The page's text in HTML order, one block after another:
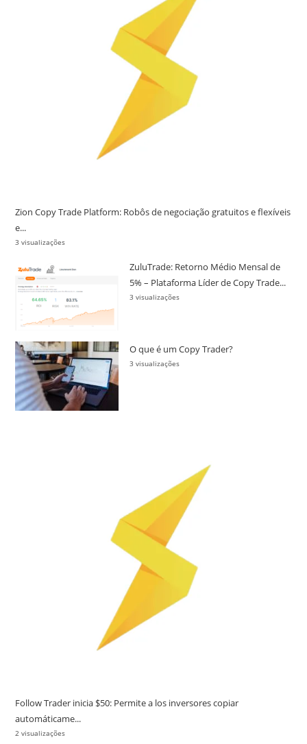
Zion Copy Trade Platform: Robôs de negociação gratuitos e flexíveis
e...
3 visualizações
ZuluTrade: Retorno Médio Mensal de
5% – Plataforma Líder de Copy Trade...
3 visualizações
O que é um Copy Trader?
3 visualizações
Follow Trader inicia $50: Permite a los inversores copiar
automáticame...
2 visualizações